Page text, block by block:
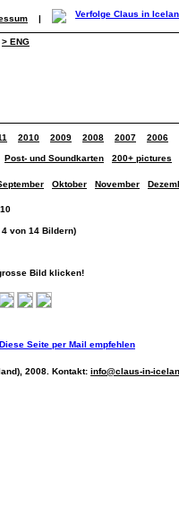
|
> ENG
2010 2009 2008 2007 2006
Post- und Soundkarten 200+ pictures
Oktober November
von 14 Bildern)
Bild klicken!
2008. Kontakt: info@claus-in-